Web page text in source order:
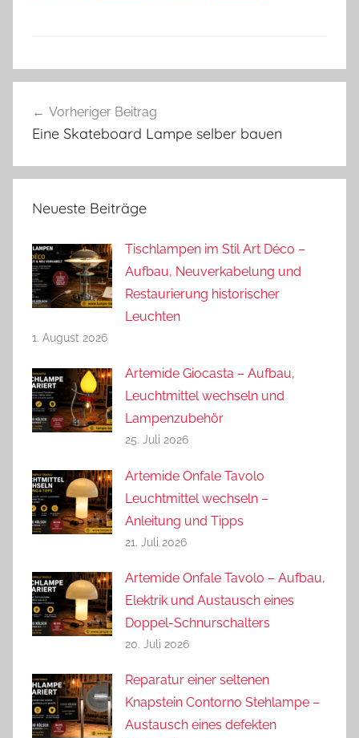
Vorheriger Beitrag
Eine Skateboard Lampe selber bauen
Neueste Beiträge
Tischlampen im Stil Art Déco –
Aufbau, Neuverkabelung und
Restaurierung historischer
Leuchten
1. August 2026
Artemide Giocasta – Aufbau,
Leuchtmittel wechseln und
Lampenzubehör
25. Juli 2026
Artemide Onfale Tavolo
Leuchtmittel wechseln –
Anleitung und Tipps
21. Juli 2026
Artemide Onfale Tavolo – Aufbau,
Elektrik und Austausch eines
Doppel-Schnurschalters
20. Juli 2026
Reparatur einer seltenen
Knapstein Contorno Stehlampe –
Austausch eines defekten